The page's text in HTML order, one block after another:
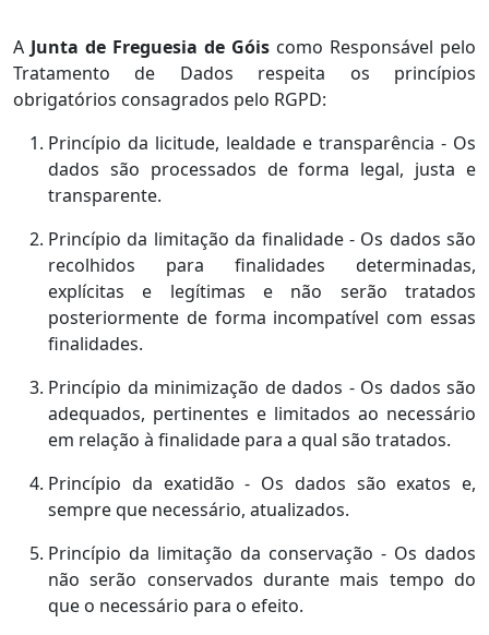
A Junta de Freguesia de Góis como Responsável pelo
Tratamento de Dados respeita os princípios
obrigatórios consagrados pelo RGPD:
Princípio da licitude, lealdade e transparência - Os
dados são processados de forma legal, justa e
transparente.
Princípio da limitação da finalidade - Os dados são
recolhidos para finalidades determinadas,
explícitas e legítimas e não serão tratados
posteriormente de forma incompatível com essas
finalidades.
Princípio da minimização de dados - Os dados são
adequados, pertinentes e limitados ao necessário
em relação à finalidade para a qual são tratados.
Princípio da exatidão - Os dados são exatos e,
sempre que necessário, atualizados.
Princípio da limitação da conservação - Os dados
não serão conservados durante mais tempo do
que o necessário para o efeito.